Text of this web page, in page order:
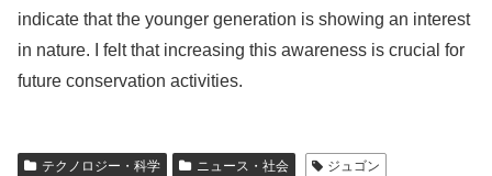
indicate that the younger generation is showing an interest
in nature. I felt that increasing this awareness is crucial for
future conservation activities.
テクノロジー・科学 ニュース・社会
ジュゴン